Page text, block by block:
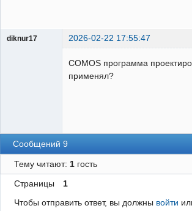
diknur17 2026-02-22 17:55:47
COMOS программа
применял?
Сообщений 9
Тему читают: 1гость
Страницы
1
Чтобы отправить ответ, вы должны войти